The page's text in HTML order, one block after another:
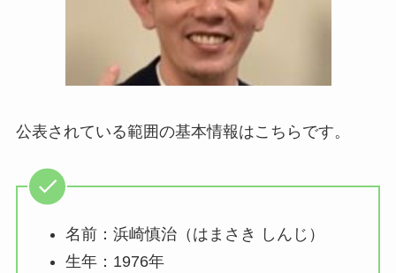
公表されている範囲の基本情報はこちらです。
名前：浜崎慎治（はまさき しんじ）
生年：1976年